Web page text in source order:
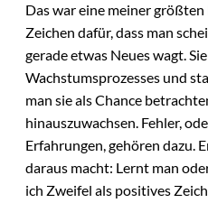
Das war eine meiner
Zeichen dafür, dass man
gerade etwas Neues wagt.
Wachstumsprozesses und
man sie als Chance
hinauszuwachsen. Fehler,
Erfahrungen, gehören dazu.
daraus macht: Lernt man
ich Zweifel als positives